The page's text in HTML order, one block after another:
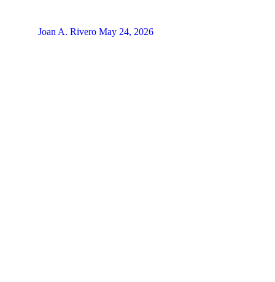
Joan A. Rivero May 24, 2026